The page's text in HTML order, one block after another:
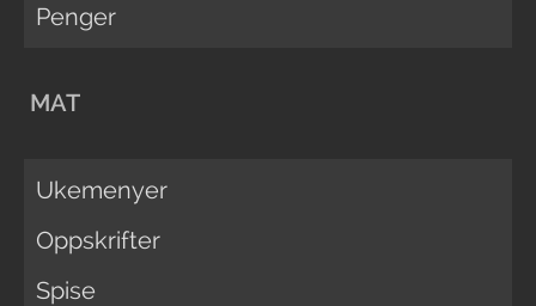
Penger
MAT
Ukemenyer
Oppskrifter
Spise